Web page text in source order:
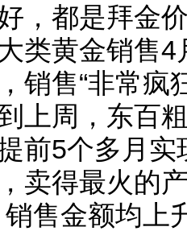
，都是拜金
类黄金销售
销售“非常疯
上周，东百
前5个多月
卖得最火的
售金额均上